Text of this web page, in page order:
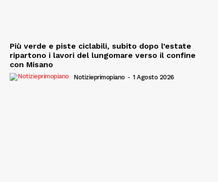
Più verde e piste ciclabili, subito dopo l’estate
ripartono i lavori del lungomare verso il confine
con Misano
Notizieprimopiano - 1 Agosto 2026